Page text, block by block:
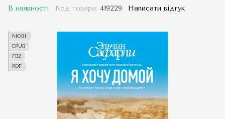
В наявності Код товара: 419229 Написати відгук
MOBI
EPUB
FB2
PDF